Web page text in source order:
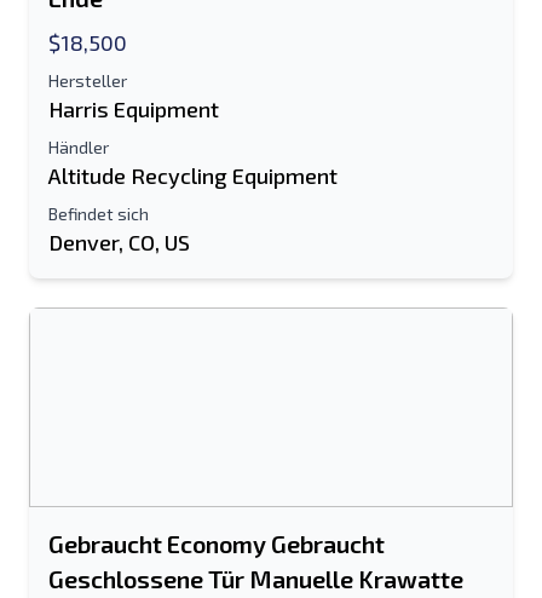
$18,500
Hersteller
Harris Equipment
Händler
Altitude Recycling Equipment
Befindet sich
Denver, CO, US
Gebraucht Economy Gebraucht
Geschlossene Tür Manuelle Krawatte